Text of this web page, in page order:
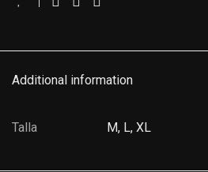
Additional information
Talla M, L, XL